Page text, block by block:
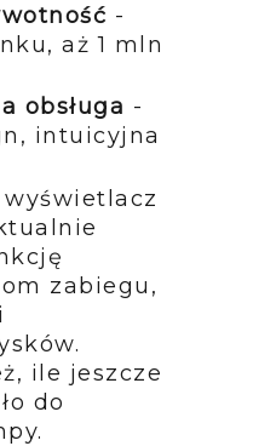
-
aż 1 mln
obsługa -
intuicyjna
wyświetlacz
zabiegu,
ile jeszcze
do